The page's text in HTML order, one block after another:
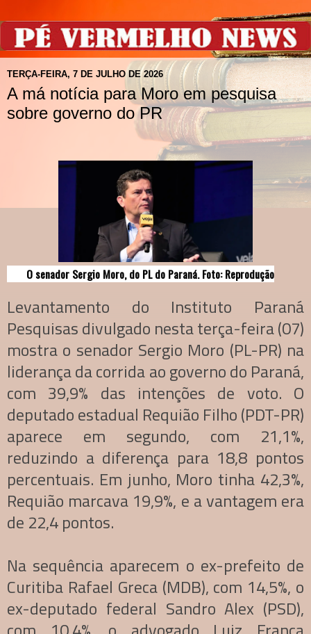
TERÇA-FEIRA, 7 DE JULHO DE 2026
A má notícia para Moro em pesquisa
sobre governo do PR
O senador Sergio Moro, do PL do Paraná. Foto: Reprodução
Levantamento do Instituto Paraná
Pesquisas divulgado nesta terça-feira (07)
mostra o senador Sergio Moro (PL-PR) na
liderança da corrida ao governo do Paraná,
com 39,9% das intenções de voto. O
deputado estadual Requião Filho (PDT-PR)
aparece em segundo, com 21,1%,
reduzindo a diferença para 18,8 pontos
percentuais. Em junho, Moro tinha 42,3%,
Requião marcava 19,9%, e a vantagem era
de 22,4 pontos.
Na sequência aparecem o ex-prefeito de
Curitiba Rafael Greca (MDB), com 14,5%, o
ex-deputado federal Sandro Alex (PSD),